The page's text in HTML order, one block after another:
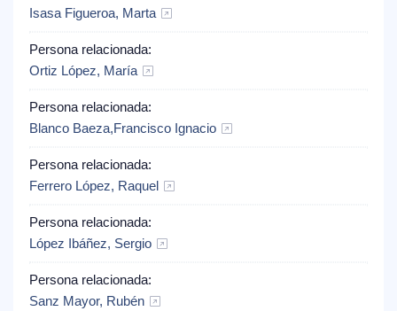
Isasa Figueroa, Marta
Persona relacionada:
Ortiz López, María
Persona relacionada:
Blanco Baeza,Francisco Ignacio
Persona relacionada:
Ferrero López, Raquel
Persona relacionada:
López Ibáñez, Sergio
Persona relacionada:
Sanz Mayor, Rubén